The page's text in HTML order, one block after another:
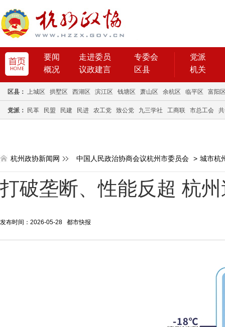
要闻 走进委员
专委会
概况
议政建言 区县
党派
机关
区县： 上城区 拱墅区 西湖区 滨江区 钱塘区 萧山区 余杭区 临平区 富阳
党派： 民革 民盟 民建 民进 农工党 致公党 九三学社 工商联 市总工会
杭州政协新闻网 中国人民政治协商会议杭州市委员会 > 城市杭
打破垄断、性能反超 杭
发布时间：2026-05-28 都市快报